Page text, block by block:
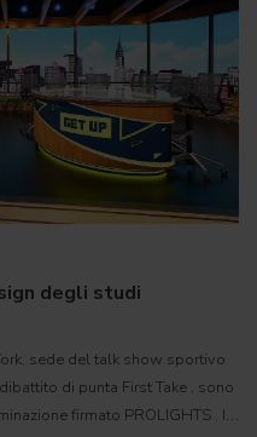
degli studi
sede del talk show sportivo
di punta First Take , sono
firmato PROLIGHTS . Il